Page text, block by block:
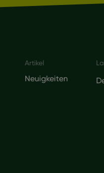
Artikel
Neuigkeiten